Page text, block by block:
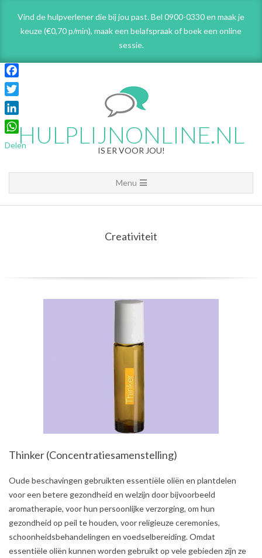
content
Vind de hulpverlener die bij jou past. Bel 0900-0330 en maak je
keuze (€0,70 p/min), maak een belafspraakof boek een online
sessie.
HULPLIJNONLINE.NL
IS ER VOOR JOU!
Navigation
Menu
Menu
Creativiteit
Thinker (Concentratiesamenstelling)
2021-
Oude beschavingen gebruikten essentiële oliën en plantdelen
voor een betere gezondheid en welzijn door bijvoorbeeld
aromatherapie, voor hun persoonlijke verzorging, om hun
gezondheid op peil te houden, voor religieuze ceremonies,
schoonheidsbehandelingen en voedselbereiding. Omdat
essentiële oliën kunnen worden gebruikt op vele gebieden zijn ze
Facebook
Twitter
LinkedIn
WhatsApp
Delen